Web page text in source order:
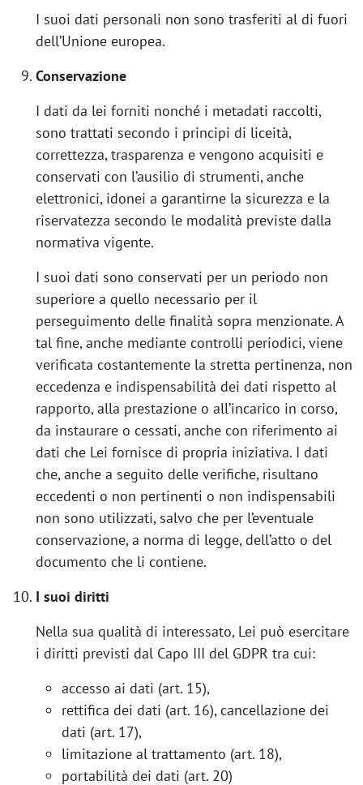
I suoi dati personali non sono trasferiti al di fuori
dell’Unione europea.
Conservazione
I dati da lei forniti nonché i metadati raccolti,
sono trattati secondo i principi di liceità,
correttezza, trasparenza e vengono acquisiti e
conservati con l’ausilio di strumenti, anche
elettronici, idonei a garantirne la sicurezza e la
riservatezza secondo le modalità previste dalla
normativa vigente.
I suoi dati sono conservati per un periodo non
superiore a quello necessario per il
perseguimento delle finalità sopra menzionate. A
tal fine, anche mediante controlli periodici, viene
verificata costantemente la stretta pertinenza, non
eccedenza e indispensabilità dei dati rispetto al
rapporto, alla prestazione o all’incarico in corso,
da instaurare o cessati, anche con riferimento ai
dati che Lei fornisce di propria iniziativa. I dati
che, anche a seguito delle verifiche, risultano
eccedenti o non pertinenti o non indispensabili
non sono utilizzati, salvo che per l’eventuale
conservazione, a norma di legge, dell’atto o del
documento che li contiene.
I suoi diritti
Nella sua qualità di interessato, Lei può esercitare
i diritti previsti dal Capo III del GDPR tra cui:
accesso ai dati (art. 15),
rettifica dei dati (art. 16), cancellazione dei
dati (art. 17),
limitazione al trattamento (art. 18),
portabilità dei dati (art. 20)